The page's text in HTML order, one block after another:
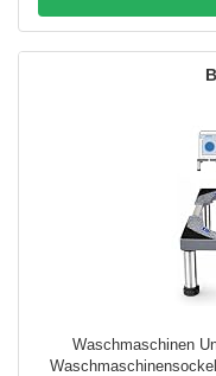
Waschmaschinen